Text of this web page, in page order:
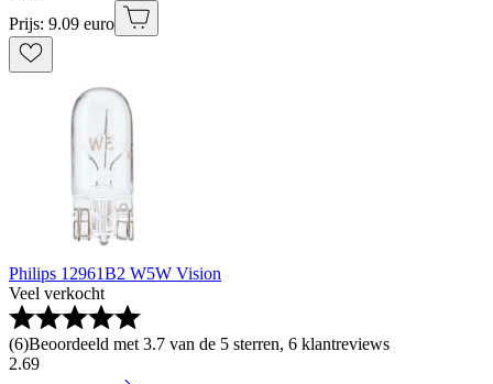
Prijs: 9.09 euro
Philips 12961B2 W5W Vision
Veel verkocht
(6)Beoordeeld met 3.7 van de 5 sterren, 6 klantreviews
2.69